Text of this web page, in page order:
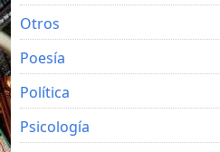
Otros
Poesía
Política
Psicología